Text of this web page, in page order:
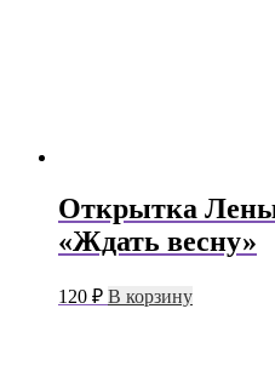
Открытка
«Ждать весну»
120 ₽ В корзину